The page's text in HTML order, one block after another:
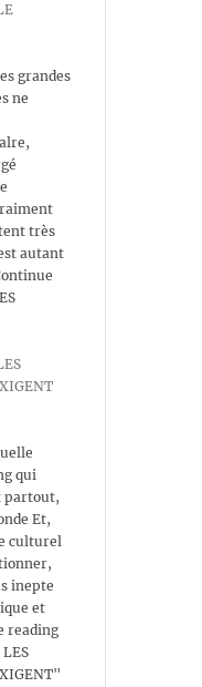
grandes
ne
très
autant
qui
partout,
Et,
culturel
inepte
et
reading
LES